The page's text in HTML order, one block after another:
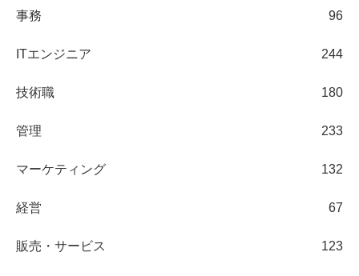
事務 96
ITエンジニア 244
技術職 180
管理 233
マーケティング 132
経営 67
販売・サービス 123